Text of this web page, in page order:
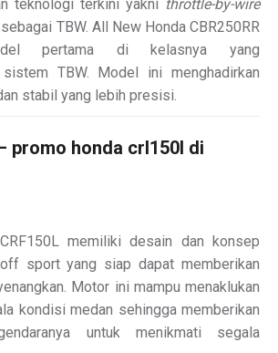
teknologi terkini yakni throttle-by-wire
TBW. All New Honda CBR250RR
pertama di kelasnya yang
sistem TBW. Model ini menghadirkan
stabil yang lebih presisi.
promo honda crl150l di
memiliki desain dan konsep
sport yang siap dapat memberikan
Motor ini mampu menaklukan
kondisi medan sehingga memberikan
untuk menikmati segala